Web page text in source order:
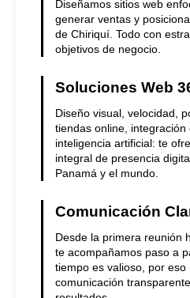
Diseñamos sitios web
generar ventas y
de Chiriquí. Todo con
objetivos de negocio.
Soluciones Web
Diseño visual, velocidad,
tiendas online, integración
inteligencia artificial: te
integral de presencia
Panamá y el mundo.
Comunicación
Desde la primera reunión
te acompañamos paso a
tiempo es valioso, por eso
comunicación